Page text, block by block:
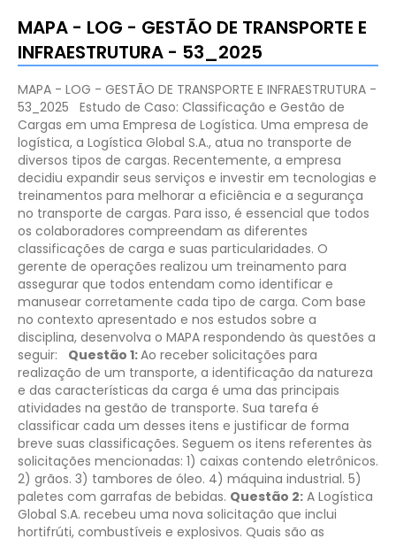
MAPA - LOG - GESTÃO DE TRANSPORTE E
INFRAESTRUTURA - 53_2025
MAPA - LOG - GESTÃO DE TRANSPORTE E INFRAESTRUTURA -
53_2025
Estudo de Caso: Classificação e Gestão de
Cargas em uma Empresa de Logística. Uma empresa de
logística, a Logística Global S.A., atua no transporte de
diversos tipos de cargas. Recentemente, a empresa
decidiu expandir seus serviços e investir em tecnologias e
treinamentos para melhorar a eficiência e a segurança
no transporte de cargas. Para isso, é essencial que todos
os colaboradores compreendam as diferentes
classificações de carga e suas particularidades. O
gerente de operações realizou um treinamento para
assegurar que todos entendam como identificar e
manusear corretamente cada tipo de carga. Com base
no contexto apresentado e nos estudos sobre a
disciplina, desenvolva o MAPA respondendo às questões a
seguir:
Questão 1:Ao receber solicitações para
realização de um transporte, a identificação da natureza
e das características da carga é uma das principais
atividades na gestão de transporte. Sua tarefa é
classificar cada um desses itens e justificar de forma
breve suas classificações. Seguem os itens referentes às
solicitações mencionadas: 1) caixas contendo eletrônicos.
2) grãos. 3) tambores de óleo. 4) máquina industrial. 5)
paletes com garrafas de bebidas. Questão 2: A Logística
Global S.A. recebeu uma nova solicitação que inclui
hortifrúti, combustíveis e explosivos. Quais são as